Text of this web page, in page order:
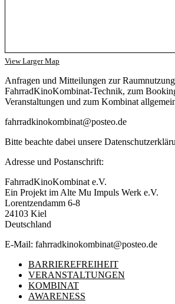
View Larger Map
Anfragen und Mitteilungen zur
FahrradKinoKombinat-Technik, zum
Veranstaltungen und zum Kombinat
fahrradkinokombinat@posteo.de
Bitte beachte dabei unsere
Adresse und Postanschrift:
FahrradKinoKombinat e.V.
Ein Projekt im Alte Mu Impuls Werk e.V.
Lorentzendamm 6-8
24103 Kiel
Deutschland
E-Mail: fahrradkinokombinat@posteo.de
BARRIEREFREIHEIT
VERANSTALTUNGEN
KOMBINAT
AWARENESS